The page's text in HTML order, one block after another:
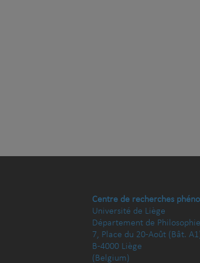
Centre de recherches
Université de Liège
Département de Philosophie
7, Place du 20-Août (Bât.
B-4000 Liège
(Belgium)